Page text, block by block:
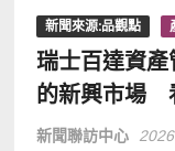
新聞來源:品觀點
瑞士百達資
的新興市場
新聞聯訪中心